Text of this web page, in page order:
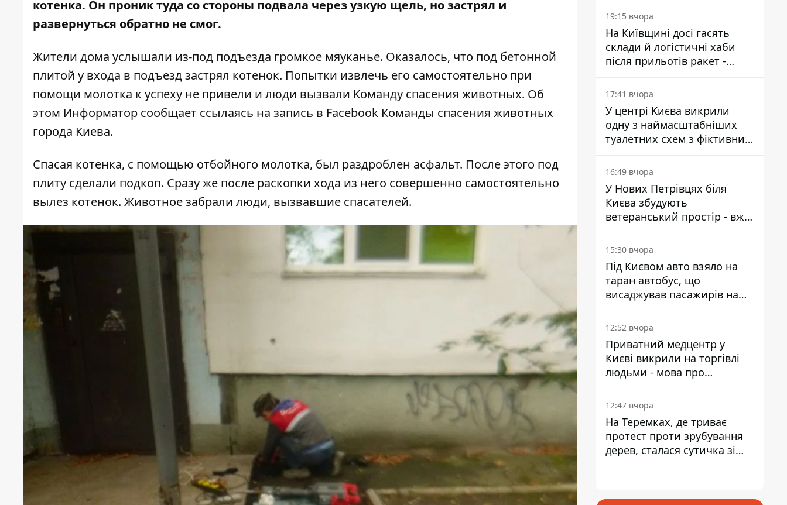
котенка. Он проник туда со стороны подвала через узкую щель, но застрял и
развернуться обратно не смог.
Жители дома услышали из-под подъезда громкое мяуканье. Оказалось, что под бетонной
плитой у входа в подъезд застрял котенок. Попытки извлечь его самостоятельно при
помощи молотка к успеху не привели и люди вызвали Команду спасения животных. Об
этом Информатор сообщает ссылаясь на запись в Facebook Команды спасения животных
города Киева.
Спасая котенка, с помощью отбойного молотка, был раздроблен асфальт. После этого под
плиту сделали подкоп. Сразу же после раскопки хода из него совершенно самостоятельно
вылез котенок. Животное забрали люди, вызвавшие спасателей.
19:15 вчора
На Київщині досі гасять
склади й логістичні хаби
після прильотів ракет -
ДСНС
17:41 вчора
У центрі Києва викрили
одну з наймасштабніших
туалетних схем з фіктивним
будинком
16:49 вчора
У Нових Петрівцях біля
Києва збудують
ветеранський простір - вже
знайшли проєктанта
15:30 вчора
Під Києвом авто взяло на
таран автобус, що
висаджував пасажирів на
зупинці - пасажирка в
лікарні
12:52 вчора
Приватний медцентр у
Києві викрили на торгівлі
людьми - мова про
сурогатне материнство
12:47 вчора
На Теремках, де триває
протест проти зрубування
дерев, сталася сутичка зі